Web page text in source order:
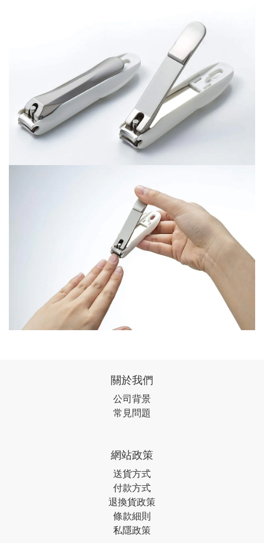
關於我們
公司背景
常見問題
網站政策
送貨方式
付款方式
退換貨政策
條款細則
私隱政策